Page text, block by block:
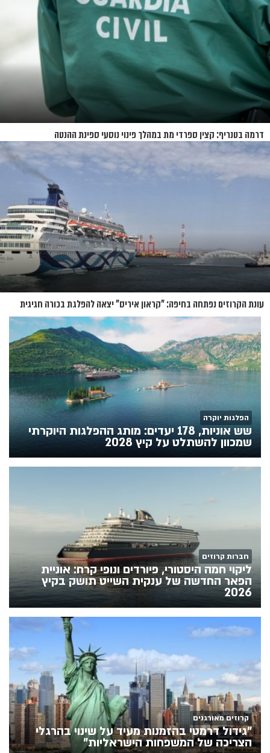
דרמה בטנריף: קצין ספרדי מת במהלך פינוי נוסעי ספינת ההנטה
עונת הקרוזים נפתחה בחיפה: "קראון איריס" יצאה להפלגת בכורה חגיגית
הפלגות יוקרה
שש אוניות, 178 יעדים: מותג ההפלגות היוקרתי
שמכוון להשתלט על קיץ 2028
חברות קרוזים
ליקוי חמה היסטורי, פיורדים ונופי קרח: אוניית
הפאר החדשה של ענקית השייט תושק בקיץ
2026
קרוזים מאורגנים
"גידול דרמטי בהזמנות מעיד על שינוי בהרגלי
הצריכה של המשפחות הישראליות"